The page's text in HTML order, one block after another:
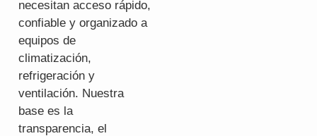
necesitan acceso rápido,
confiable y organizado a
equipos de
climatización,
refrigeración y
ventilación. Nuestra
base es la
transparencia, el